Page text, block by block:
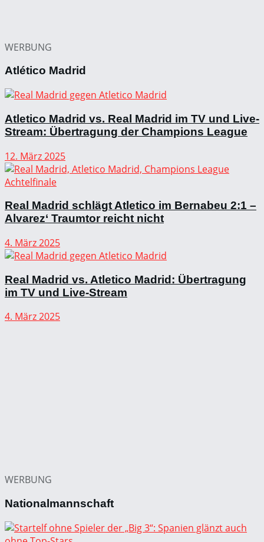
WERBUNG
Atlético Madrid
Atletico Madrid vs. Real Madrid im TV und Live-
Stream: Übertragung der Champions League
12. März 2025
Real Madrid schlägt Atletico im Bernabeu 2:1 –
Alvarez‘ Traumtor reicht nicht
4. März 2025
Real Madrid vs. Atletico Madrid: Übertragung
im TV und Live-Stream
4. März 2025
WERBUNG
Nationalmannschaft